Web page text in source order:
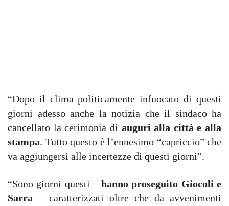
“Dopo il clima politicamente infuocato di questi
giorni adesso anche la notizia che il sindaco ha
cancellato la cerimonia di auguri alla città e alla
stampa. Tutto questo è l’ennesimo “capriccio” che
va aggiungersi alle incertezze di questi giorni”.
“Sono giorni questi –hanno proseguito Giocoli e
Sarra – caratterizzati oltre che da avvenimenti